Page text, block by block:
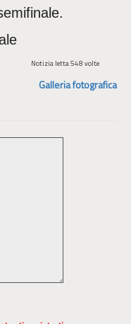
Notizia letta 548 volte
Galleria fotografica